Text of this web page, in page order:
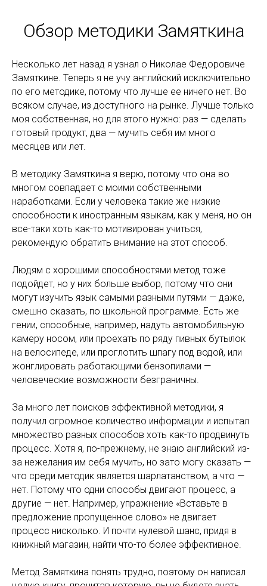
Обзор методики Замяткина
Несколько лет назад я узнал о Николае Федоровиче
Замяткине. Теперь я не учу английский исключительно
по его методике, потому что лучше ее ничего нет. Во
всяком случае, из доступного на рынке. Лучше только
моя собственная, но для этого нужно: раз — сделать
готовый продукт, два — мучить себя им много
месяцев или лет.
В методику Замяткина я верю, потому что она во
многом совпадает с моими собственными
наработками. Если у человека такие же низкие
способности к иностранным языкам, как у меня, но он
все-таки хоть как-то мотивирован учиться,
рекомендую обратить внимание на этот способ.
Людям с хорошими способностями метод тоже
подойдет, но у них больше выбор, потому что они
могут изучить язык самыми разными путями — даже,
смешно сказать, по школьной программе. Есть же
гении, способные, например, надуть автомобильную
камеру носом, или проехать по ряду пивных бутылок
на велосипеде, или проглотить шпагу под водой, или
жонглировать работающими бензопилами —
человеческие возможности безграничны.
За много лет поисков эффективной методики, я
получил огромное количество информации и испытал
множество разных способов хоть как-то продвинуть
процесс. Хотя я, по-прежнему, не знаю английский из-
за нежелания им себя мучить, но зато могу сказать —
что среди методик является шарлатанством, а что —
нет. Потому что одни способы двигают процесс, а
другие — нет. Например, упражнение «Вставьте в
предложение пропущенное слово» не двигает
процесс нисколько. И почти нулевой шанс, придя в
книжный магазин, найти что-то более эффективное.
Метод Замяткина понять трудно, поэтому он написал